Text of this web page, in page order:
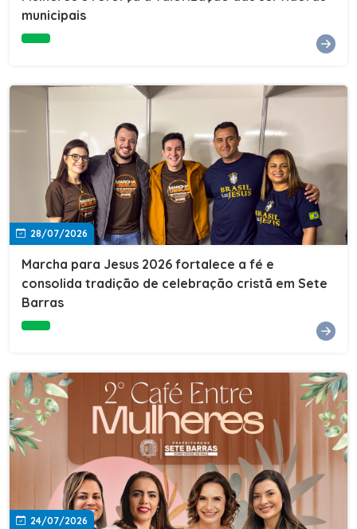
Cultura, Esporte e Lazer, Paulo Thomas, prestigiou os
compromisso da nossa gestão com a inclusão,
oferecendo a jovens e adultos a oportunidade de
concluir seus estudos e construir um futuro melhor.
Cada certificado entregue simboliza esforço,
determinação e a certeza de que investir em educação
é investir no desenvolvimento de Sete Barras."A
Prefeitura de Sete Barras também agradeceu ao SESI,
parceiro fundamental na retomada e ampliação da
Educação de Jovens e Adultos, aos professores, à
equipe da Secretaria Municipal de Educação e a todos
os profissionais que contribuíram para que esse
importante projeto voltasse a transformar a vida de
municipais
28/07/2026
Marcha para Jesus 2026 fortalece a fé e
consolida tradição de celebração cristã em Sete
Barras
24/07/2026